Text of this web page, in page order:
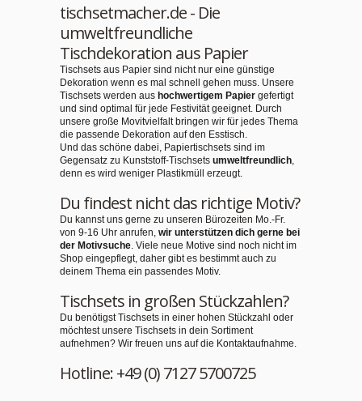
tischsetmacher.de - Die
umweltfreundliche
Tischdekoration aus Papier
Tischsets aus Papier sind nicht nur eine günstige
Dekoration wenn es mal schnell gehen muss. Unsere
Tischsets werden aus hochwertigem Papier gefertigt
und sind optimal für jede Festivität geeignet. Durch
unsere große Movitvielfalt bringen wir für jedes Thema
die passende Dekoration auf den Esstisch.
Und das schöne dabei, Papiertischsets sind im
Gegensatz zu Kunststoff-Tischsets umweltfreundlich,
denn es wird weniger Plastikmüll erzeugt.
Du findest nicht das richtige Motiv?
Du kannst uns gerne zu unseren Bürozeiten Mo.-Fr.
von 9-16 Uhr anrufen, wir unterstützen dich gerne bei
der Motivsuche. Viele neue Motive sind noch nicht im
Shop eingepflegt, daher gibt es bestimmt auch zu
deinem Thema ein passendes Motiv.
Tischsets in großen Stückzahlen?
Du benötigst Tischsets in einer hohen Stückzahl oder
möchtest unsere Tischsets in dein Sortiment
aufnehmen? Wir freuen uns auf die Kontaktaufnahme.
Hotline: +49 (0) 7127 5700725